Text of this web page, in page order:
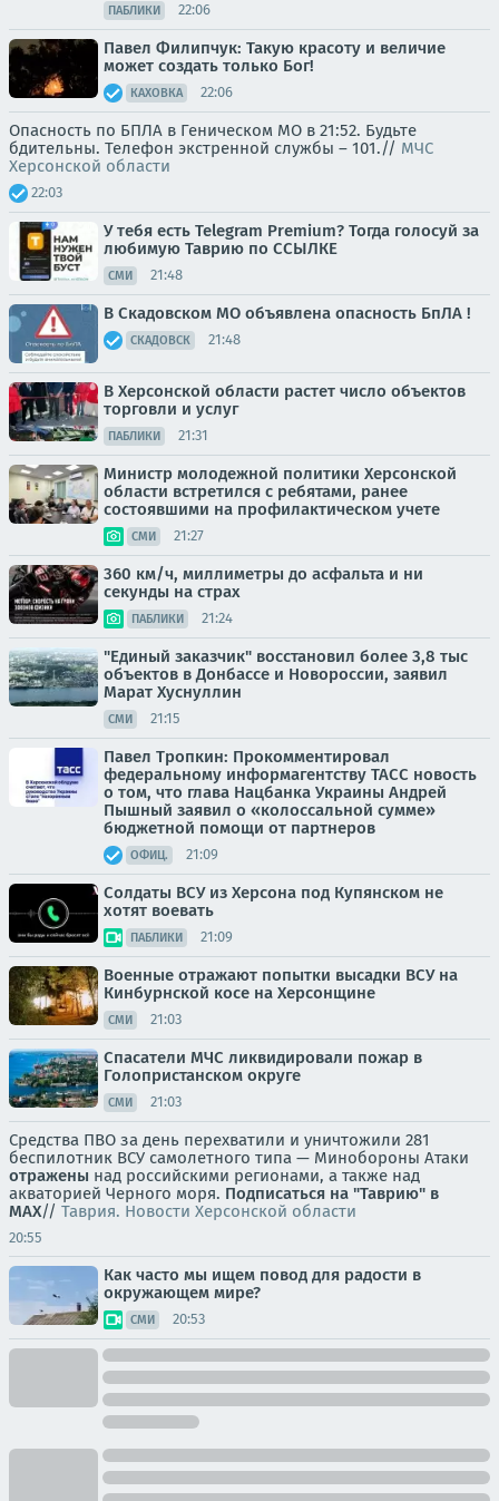
ПАБЛИКИ 22:06
Павел Филипчук: Такую красоту и величие
может создать только Бог!
КАХОВКА 22:06
Опасность по БПЛА в Геническом МО в 21:52. Будьте
бдительны. Телефон экстренной службы – 101.// МЧС
Херсонской области
22:03
У тебя есть Telegram Premium? Тогда голосуй за
любимую Таврию по ССЫЛКЕ
СМИ 21:48
В Скадовском МО объявлена опасность БпЛА !
СКАДОВСК 21:48
В Херсонской области растет число объектов
торговли и услуг
ПАБЛИКИ 21:31
Министр молодежной политики Херсонской
области встретился с ребятами, ранее
состоявшими на профилактическом учете
СМИ 21:27
360 км/ч, миллиметры до асфальта и ни
секунды на страх
ПАБЛИКИ 21:24
"Единый заказчик" восстановил более 3,8 тыс
объектов в Донбассе и Новороссии, заявил
Марат Хуснуллин
СМИ 21:15
Павел Тропкин: Прокомментировал
федеральному информагентству ТАСС новость
о том, что глава Нацбанка Украины Андрей
Пышный заявил о «колоссальной сумме»
бюджетной помощи от партнеров
ОФИЦ. 21:09
Солдаты ВСУ из Херсона под Купянском не
хотят воевать
ПАБЛИКИ 21:09
Военные отражают попытки высадки ВСУ на
Кинбурнской косе на Херсонщине
СМИ 21:03
Спасатели МЧС ликвидировали пожар в
Голопристанском округе
СМИ 21:03
Средства ПВО за день перехватили и уничтожили 281
беспилотник ВСУ самолетного типа — Минобороны Атаки
отражены над российскими регионами, а также над
акваторией Черного моря. Подписаться на "Таврию" в
MAX// Таврия. Новости Херсонской области
20:55
Как часто мы ищем повод для радости в
окружающем мире?
СМИ 20:53